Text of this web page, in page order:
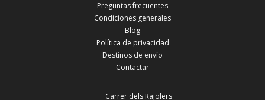
Preguntas frecuentes
Condiciones generales
Blog
Política de privacidad
Destinos de envío
Contactar
Carrer dels Rajolers